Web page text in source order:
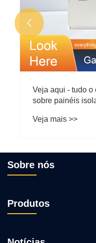
Veja aqui - tudo
sobre painéis
Veja mais >>

Sobre nós
Produtos